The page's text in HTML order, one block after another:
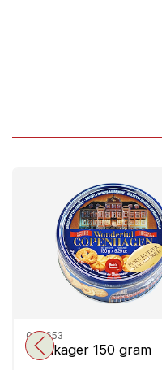
009653
Småkager 150 gram